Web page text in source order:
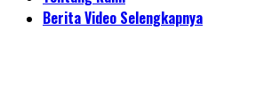
Berita Video Selengkapnya